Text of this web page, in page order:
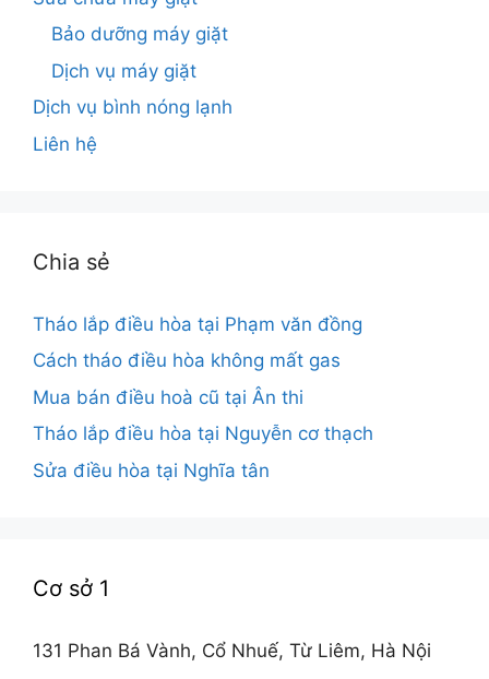
Bảo dưỡng máy giặt
Dịch vụ máy giặt
Dịch vụ bình nóng lạnh
Liên hệ
Chia sẻ
Tháo lắp điều hòa tại Phạm văn đồng
Cách tháo điều hòa không mất gas
Mua bán điều hoà cũ tại Ân thi
Tháo lắp điều hòa tại Nguyễn cơ thạch
Sửa điều hòa tại Nghĩa tân
Cơ sở 1
131 Phan Bá Vành, Cổ Nhuế, Từ Liêm, Hà Nội